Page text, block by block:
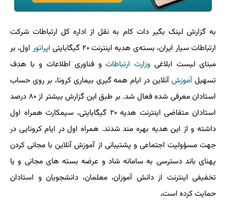
به گزارش لینک بگیر دات کام به نقل از اداره کل ارتباطات شرکت
ارتباطات سیار ایران، بسته‌ی هدیه اینترنت ۲۰ گیگابایتی
اپراتور اول، بر
مبنای لیست ابلاغی وزارت ارتباطاتو فناوری اطلاعات و با هدف
تسهیلآموزشآنلاین در ایام همه گیری بیماری کرونا، بر روی حساب
استادان معرفی شده فعال شد. بر طبق این گزارش بیشتر از ۸۰ درصد
استادان متقاضی اینترنت هدیه ۲۰ گیگابایتی، سیمکارت همراه اول
داشته و از این هدیه بهره مند شدند. همراه اول در ایام کرونایی در
جهت مسؤولیت اجتماعی و پشتیبانی از آموزش آنلاین با مجانی کردن
پهنای باند دسترسی به سامانه شاد و عرضه بسته های مجانی و یا
تخفیفی اینترنت از دانش آموزان، معلمان، دانشجویان و استادان
حمایت کرده است.